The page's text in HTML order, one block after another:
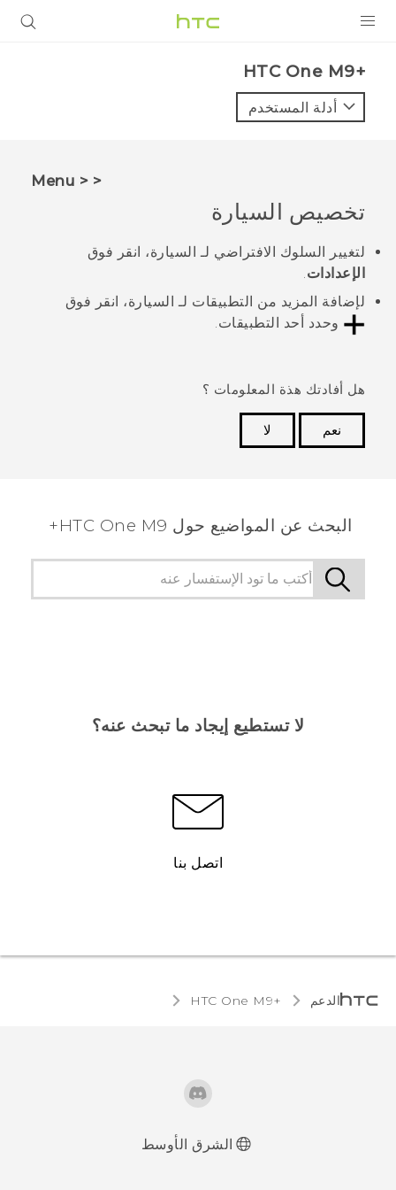
VIVE
VIVERSE
البرامج + التطبيقات
الدعم
أجهزة HTC والملحقات
HTC One M9+‎
أدلة المستخدم
< < Menu
تخصيص السيارة
لتغيير السلوك الافتراضي لـ السيارة، انقر فوق
الإعدادات.
لإضافة المزيد من التطبيقات لـ السيارة، انقر فوق
وحدد أحد التطبيقات.
هل أفادتك هذة المعلومات ؟
نعم
لا
البحث عن المواضيع حول HTC One M9+
لا تستطيع إيجاد ما تبحث عنه؟
اتصل بنا
الدعم HTC One M9+‎
الشرق الأوسط